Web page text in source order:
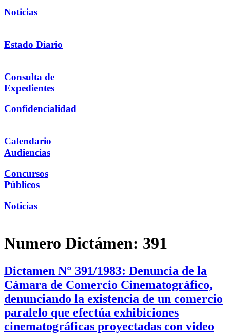
Noticias
Estado Diario
Consulta de
Expedientes
Confidencialidad
Calendario
Audiencias
Concursos
Públicos
Noticias
Numero Dictámen: 391
Dictamen N° 391/1983: Denuncia de la
Cámara de Comercio Cinematográfico,
denunciando la existencia de un comercio
paralelo que efectúa exhibiciones
cinematográficas proyectadas con video